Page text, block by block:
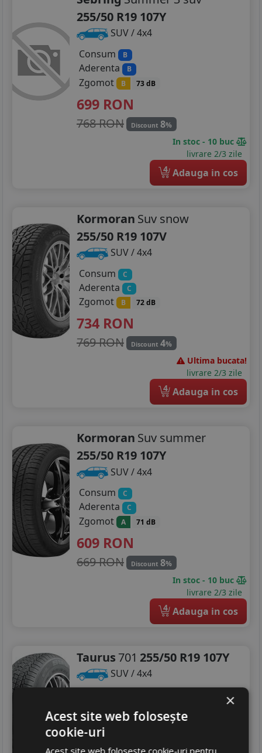
255/50 R19 107Y
SUV / 4x4
Consum
B
Aderenta B
Zgomot B 73 dB
699 RON
768 RON Discount 8%
In stoc - 10 buc
livrare 2/3 zile
4 Adauga in cos
Kormoran Suv snow
255/50 R19 107V
SUV / 4x4
Consum
C
Aderenta C
Zgomot B 72 dB
734 RON
769 RON Discount 4%
Ultima bucata!
livrare 2/3 zile
4 Adauga in cos
Kormoran Suv summer
255/50 R19 107Y
SUV / 4x4
Consum
C
Aderenta C
Zgomot A 71 dB
609 RON
669 RON Discount 8%
In stoc - 10 buc
livrare 2/3 zile
4 Adauga in cos
Taurus 701 255/50 R19 107Y
SUV / 4x4
Aderenta
Zgomot A 71 dB
493RON
×
Acest site web folosește
cookie-uri
Acest site web folosește cookie-uri pentru